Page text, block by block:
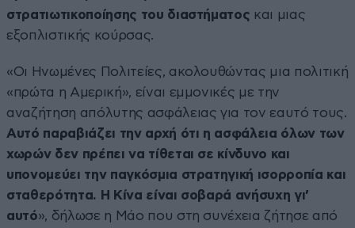
στρατιωτικοποίησης του διαστήματος και μιας
εξοπλιστικής κούρσας.
«Οι Ηνωμένες Πολιτείες, ακολουθώντας μια πολιτική
«πρώτα η Αμερική», είναι εμμονικές με την
αναζήτηση απόλυτης ασφάλειας για τον εαυτό τους.
Αυτό παραβιάζει την αρχή ότι η ασφάλεια όλων των
χωρών δεν πρέπει να τίθεται σε κίνδυνο και
υπονομεύει την παγκόσμια στρατηγική ισορροπία και
σταθερότητα. Η Κίνα είναι σοβαρά ανήσυχη γι’
αυτό», δήλωσε η Μάο που στη συνέχεια ζήτησε από